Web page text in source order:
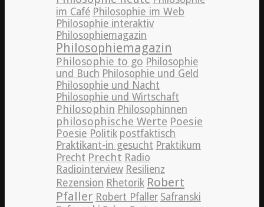
im Café Philosophie im Web
Philosophie interaktiv
Philosophiemagazin
Philosophiemagazin
Philosophie to go Philosophie
und Buch Philosophie und Geld
Philosophie und Nacht
Philosophie und Wirtschaft
Philosophin Philosophinnen
philosophische Werte Poesie
Poesie Politik postfaktisch
Praktikant-in gesucht Praktikum
Precht Precht Radio
Radiointerview Resilienz
Rezension Rhetorik Robert
Pfaller Robert Pfaller Safranski